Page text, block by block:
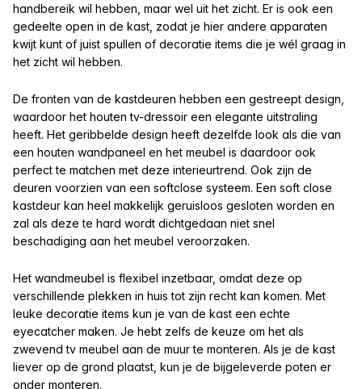
handbereik wil hebben, maar wel uit het zicht. Er is ook een
gedeelte open in de kast, zodat je hier andere apparaten
kwijt kunt of juist spullen of decoratie items die je wél graag in
het zicht wil hebben.
De fronten van de kastdeuren hebben een gestreept design,
waardoor het houten tv-dressoir een elegante uitstraling
heeft. Het geribbelde design heeft dezelfde look als die van
een houten wandpaneel en het meubel is daardoor ook
perfect te matchen met deze interieurtrend. Ook zijn de
deuren voorzien van een softclose systeem. Een soft close
kastdeur kan heel makkelijk geruisloos gesloten worden en
zal als deze te hard wordt dichtgedaan niet snel
beschadiging aan het meubel veroorzaken.
Het wandmeubel is flexibel inzetbaar, omdat deze op
verschillende plekken in huis tot zijn recht kan komen. Met
leuke decoratie items kun je van de kast een echte
eyecatcher maken. Je hebt zelfs de keuze om het als
zwevend tv meubel aan de muur te monteren. Als je de kast
liever op de grond plaatst, kun je de bijgeleverde poten er
onder monteren.